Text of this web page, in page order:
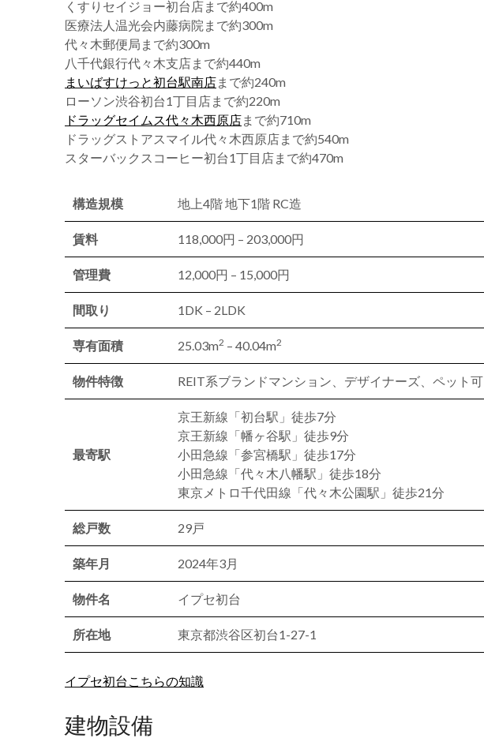
くすりセイジョー初台店まで約400m
医療法人温光会内藤病院まで約300m
代々木郵便局まで約300m
八千代銀行代々木支店まで約440m
まいばすけっと初台駅南店まで約240m
ローソン渋谷初台1丁目店まで約220m
ドラッグセイムス代々木西原店まで約710m
ドラッグストアスマイル代々木西原店まで約540m
スターバックスコーヒー初台1丁目店まで約470m
構造規模 地上4階 地下1階 RC造
賃料 118,000円 – 203,000円
管理費 12,000円 – 15,000円
間取り 1DK – 2LDK
専有面積 25.03m2 – 40.04m2
物件特徴 REIT系ブランドマンション、デザイナーズ、ペット可
最寄駅
京王新線「初台駅」徒歩7分
京王新線「幡ヶ谷駅」徒歩9分
小田急線「参宮橋駅」徒歩17分
小田急線「代々木八幡駅」徒歩18分
東京メトロ千代田線「代々木公園駅」徒歩21分
総戸数 29戸
築年月 2024年3月
物件名 イプセ初台
所在地 東京都渋谷区初台1-27-1
イプセ初台こちらの知識
建物設備